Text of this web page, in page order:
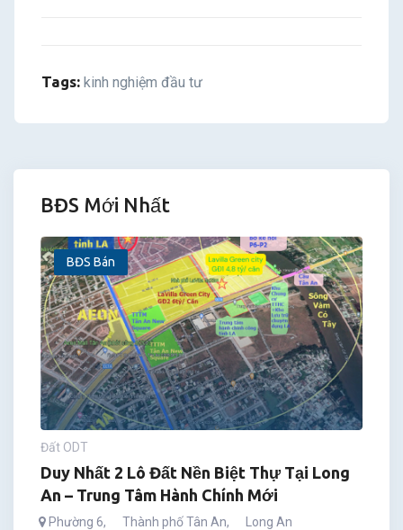
Tags: kinh nghiệm đầu tư
BĐS Mới Nhất
BĐS Bán
Đất ODT
Duy Nhất 2 Lô Đất Nền Biệt Thự Tại Long
An – Trung Tâm Hành Chính Mới
Phường 6, Thành phố Tân An, Long An